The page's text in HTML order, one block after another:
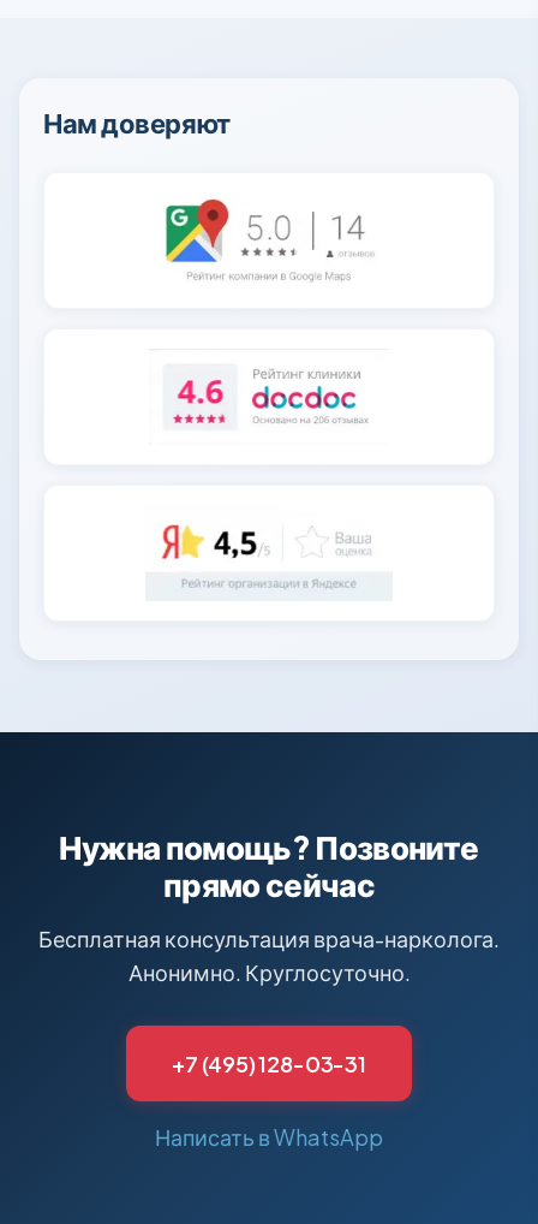
Нам доверяют
Нужна помощь? Позвоните
прямо сейчас
Бесплатная консультация врача-нарколога.
Анонимно. Круглосуточно.
+7 (495) 128-03-31
Написать в WhatsApp